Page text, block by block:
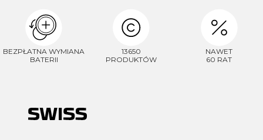
BEZPŁATNA WYMIANA
BATERII
13650
PRODUKTÓW
NAWET
60 RAT